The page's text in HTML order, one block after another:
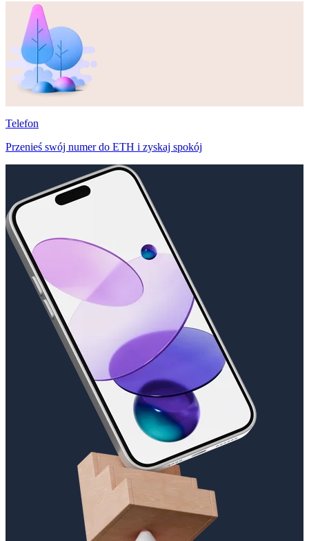
Telefon
Przenieś swój numer do ETH i zyskaj spokój